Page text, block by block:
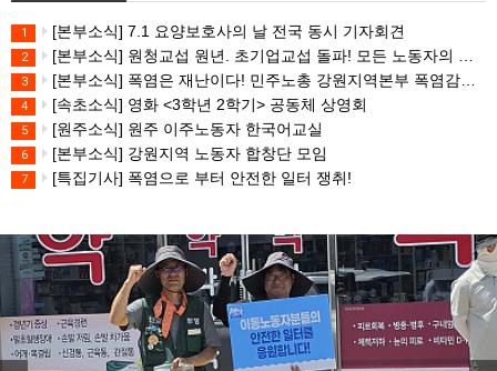
1 [본부소식] 7.1 요양보호사의 날 전국 동시 기자회견
2 [본부소식] 원청교섭 원년. 초기업교섭 돌파! 모든 노동자의 노동기본권 쟁취! 민주노총 7.15 총파업대회
3 [본부소식] 폭염은 재난이다! 민주노총 강원지역본부 폭염감시단 선포 기자회견
4 [속초소식] 영화 <3학년 2학기> 공동체 상영회
5 [원주소식] 원주 이주노동자 한국어교실
6 [본부소식] 강원지역 노동자 합창단 모임
7 [특집기사] 폭염으로 부터 안전한 일터 쟁취!